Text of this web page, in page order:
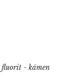
- kámen